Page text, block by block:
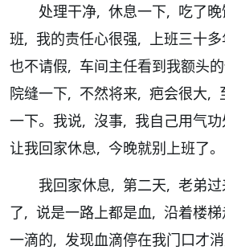
处理干净, 休息一下, 吃了
班, 我的责任心很强, 上班三十
也不请假, 车间主任看到我额头
院缝一下, 不然将来, 疤会很大,
一下。我说, 沒事, 我自己用气功
让我回家休息, 今晚就别上班了。
我回家休息, 第二天, 老弟过
了, 说是一路上都是血, 沿着楼
一滴的, 发现血滴停在我门口才